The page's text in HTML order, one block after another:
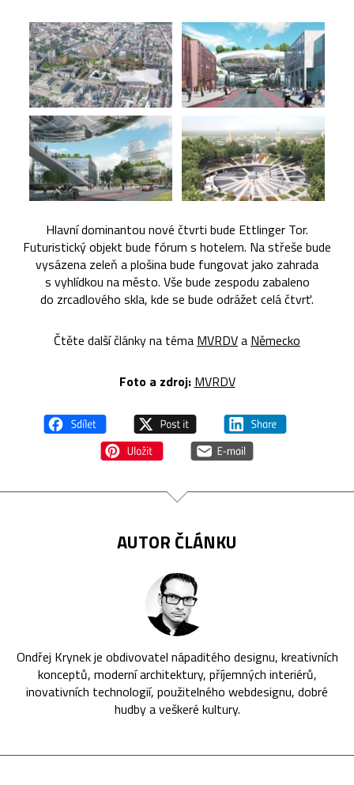
Hlavní dominantou nové čtvrti bude Ettlinger Tor.
Futuristický objekt bude fórum s hotelem. Na střeše bude
vysázena zeleň a plošina bude fungovat jako zahrada
s vyhlídkou na město. Vše bude zespodu zabaleno
do zrcadlového skla, kde se bude odrážet celá čtvrť.
Čtěte další články na téma MVRDVa Německo
Foto a zdroj: MVRDV
AUTOR ČLÁNKU
Ondřej Krynek je obdivovatel nápaditého designu, kreativních
konceptů, moderní architektury, příjemných interiérů,
inovativních technologií, použitelného webdesignu, dobré
hudby a veškeré kultury.